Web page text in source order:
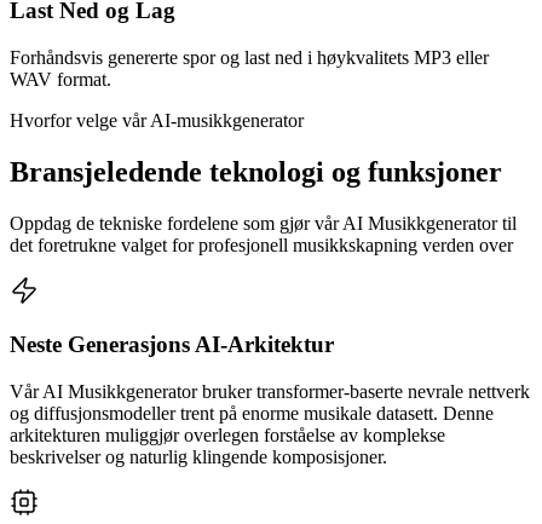
Last Ned og Lag
Forhåndsvis genererte spor og last ned i høykvalitets MP3 eller
WAV format.
Hvorfor velge vår AI-musikkgenerator
Bransjeledende teknologi og funksjoner
Oppdag de tekniske fordelene som gjør vår AI Musikkgenerator til
det foretrukne valget for profesjonell musikkskapning verden over
Neste Generasjons AI-Arkitektur
Vår AI Musikkgenerator bruker transformer-baserte nevrale nettverk
og diffusjonsmodeller trent på enorme musikale datasett. Denne
arkitekturen muliggjør overlegen forståelse av komplekse
beskrivelser og naturlig klingende komposisjoner.